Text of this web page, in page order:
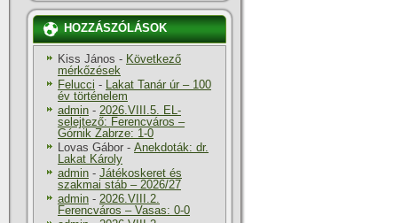
HOZZÁSZÓLÁSOK
Kiss János - Következő
mérkőzések
Felucci - Lakat Tanár úr – 100
év történelem
admin - 2026.VIII.5. EL-
selejtező: Ferencváros –
Górnik Zabrze: 1-0
Lovas Gábor - Anekdoták: dr.
Lakat Károly
admin - Játékoskeret és
szakmai stáb – 2026/27
admin - 2026.VIII.2.
Ferencváros – Vasas: 0-0